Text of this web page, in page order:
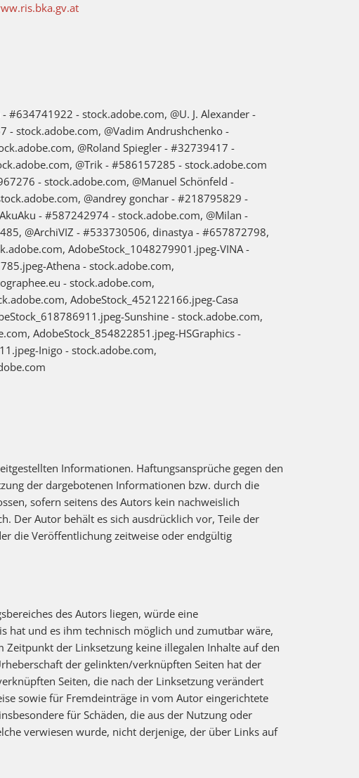
- stock.adobe.com, @U. J. Alexander -
stock.adobe.com, @Vadim Andrushchenko -
@Roland Spiegler - #32739417 -
@Trik - #586157285 - stock.adobe.com
- stock.adobe.com, @Manuel Schönfeld -
@andrey gonchar - #218795829 -
- #587242974 - stock.adobe.com, @Milan -
@ArchiVIZ - #533730506, dinastya - #657872798,
AdobeStock_1048279901.jpeg-VINA -
Athena - stock.adobe.com,
- stock.adobe.com,
AdobeStock_452122166.jpeg-Casa
Sunshine - stock.adobe.com,
AdobeStock_854822851.jpeg-HSGraphics -
Inigo - stock.adobe.com,
Informationen. Haftungsansprüche gegen den
der dargebotenen Informationen bzw. durch die
sofern seitens des Autors kein nachweislich
Der Autor behält es sich ausdrücklich vor, Teile der
die Veröffentlichung zeitweise oder endgültig
des Autors liegen, würde eine
hat und es ihm technisch möglich und zumutbar wäre,
der Linksetzung keine illegalen Inhalte auf den
der gelinkten/verknüpften Seiten hat der
Seiten, die nach der Linksetzung verändert
sowie für Fremdeinträge in vom Autor eingerichtete
für Schäden, die aus der Nutzung oder
verwiesen wurde, nicht derjenige, der über Links auf